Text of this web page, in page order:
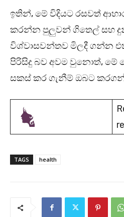
ඉතින්, මේ විදියට රසවත්
කරන්න පුලුවන් ගිතෙල් සහ
විශ්වාසවන්තව මිලදී ගන්න
පිරිසිදු බව අවම වුනොත්, මේ
සකස් කර ගැනීම් ඔබට
TAGS health